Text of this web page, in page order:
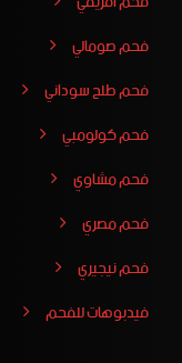
فحم صومالي
فحم طلح سوداني
فحم كولومبي
فحم مشاوي
فحم مصري
فحم نيجيري
فيدبوهات للفحم